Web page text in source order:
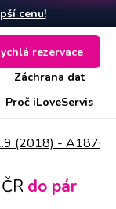
cenu!
Záchrana dat
Proč iLoveServis
rezervace
(2018) -
do pár